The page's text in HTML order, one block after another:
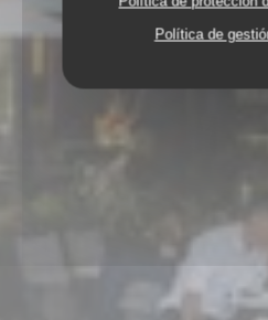
Política de